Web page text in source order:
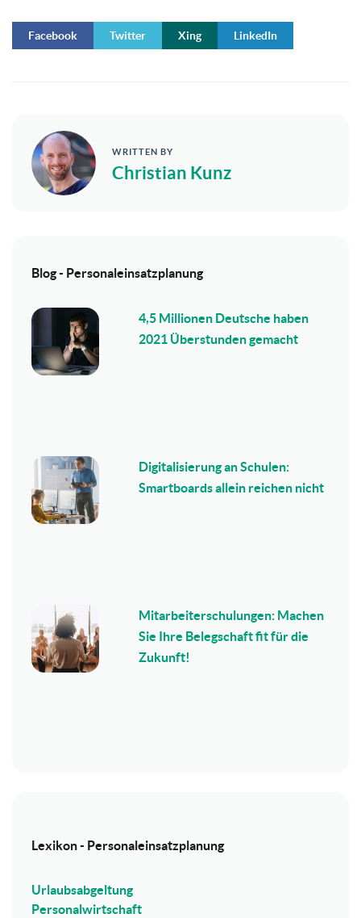
Facebook Twitter Xing LinkedIn
WRITTEN BY
Christian Kunz
Blog - Personaleinsatzplanung
4,5 Millionen Deutsche haben
2021 Überstunden gemacht
Digitalisierung an Schulen:
Smartboards allein reichen nicht
Mitarbeiterschulungen: Machen
Sie Ihre Belegschaft fit für die
Zukunft!
Lexikon - Personaleinsatzplanung
Urlaubsabgeltung
Personalwirtschaft